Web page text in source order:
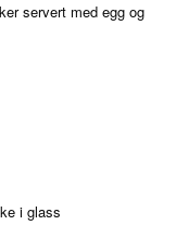
servert med egg og
i glass